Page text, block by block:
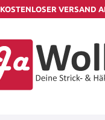
KOSTENLOSER VERSAND